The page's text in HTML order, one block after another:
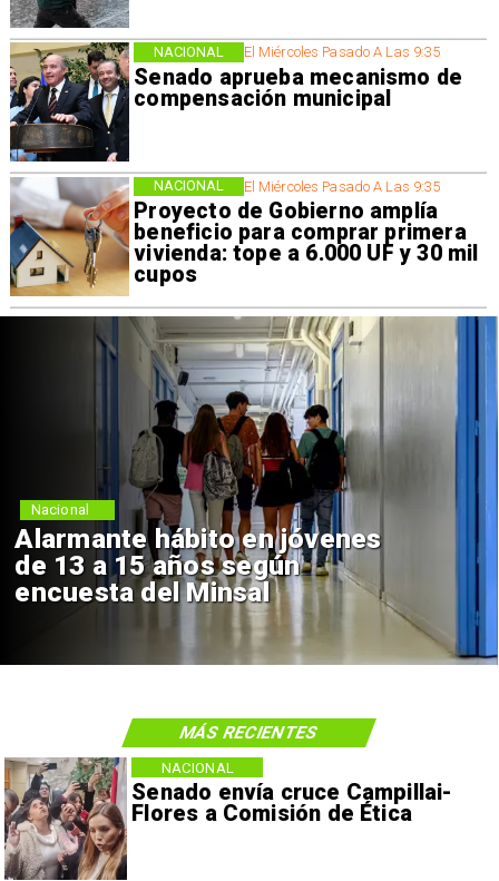
El Miércoles Pasado A Las 9:35
Senado aprueba mecanismo de
compensación municipal
NACIONAL
El Miércoles Pasado A Las 9:35
Proyecto de Gobierno amplía
beneficio para comprar primera
vivienda: tope a 6.000 UF y 30 mil
cupos
NACIONAL
Alarmante hábito en jóvenes
de 13 a 15 años según
encuesta del Minsal
Nacional
Senado envía cruce Campillai-
Flores a Comisión de Ética
NACIONAL
MÁS RECIENTES